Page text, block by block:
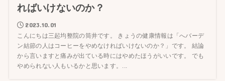
ればいけないのか？
2023.10.01
こんにちは三起均整院の筒井です。 きょうの健康情報は「へバーデ
ン結節の人はコーヒーをやめなければいけないのか？」です。 結論
から言いますと痛みが出ている時にはやめたほうがいいです。 でも
やめられない人もいるかと思います。...